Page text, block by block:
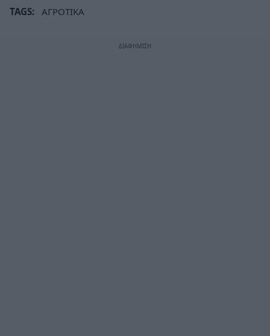
TAGS: ΑΓΡΟΤΙΚΑ